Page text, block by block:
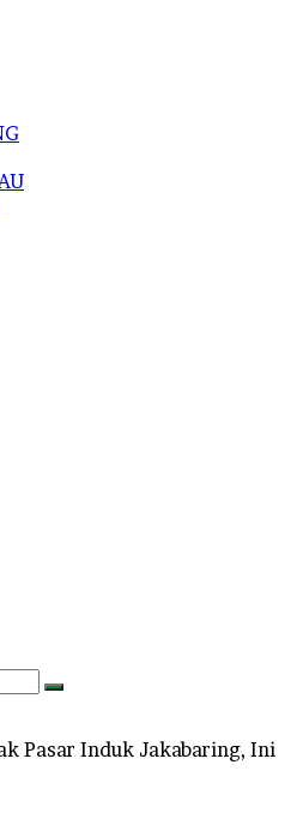
Search
Pasar Induk Jakabaring, Ini